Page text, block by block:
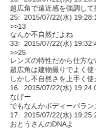
超広角で遠近感を強調し
25: 2015/07/22(水)
>>13
なんか不自然だよね
33: 2015/07/22(水)
>>25
レンズの特性だから仕方な
超広角は建物撮りでよく
しかし不自然さを上手く
16: 2015/07/22(水)
なげー
でもなんかボディーバラ
17: 2015/07/22(水)
おとうさんのDNAよ